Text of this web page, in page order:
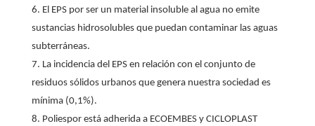
El EPS por ser un material insoluble al agua no emite
sustancias hidrosolubles que puedan contaminar las aguas
subterráneas.
La incidencia del EPS en relación con el conjunto de
residuos sólidos urbanos que genera nuestra sociedad es
mínima (0,1%).
Poliespor está adherida a ECOEMBES y CICLOPLAST